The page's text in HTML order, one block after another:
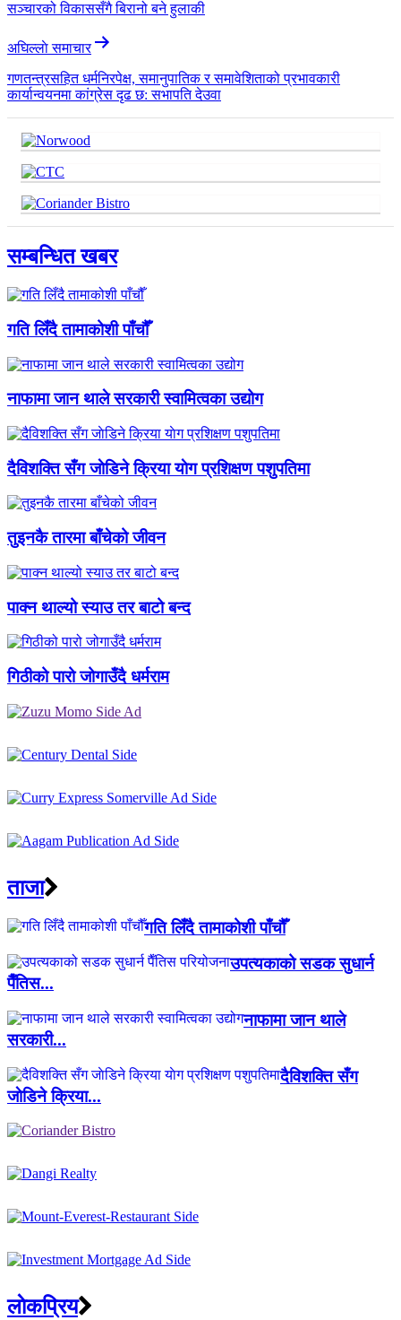
सञ्चारको विकाससँगै बिरानो बने हुलाकी
अघिल्लाे समाचार
गणतन्त्रसहित धर्मनिरपेक्ष, समानुपातिक र समावेशिताको प्रभावकारी
कार्यान्वयनमा कांग्रेस दृढ छ: सभापति देउवा
सम्बन्धित खबर
गति लिँदै तामाकोशी पाँचौँ
नाफामा जान थाले सरकारी स्वामित्वका उद्योग
दैविशक्ति सँग जाेडिने क्रिया याेग प्रशिक्षण पशुपतिमा
तुइनकै तारमा बाँचेको जीवन
पाक्न थाल्यो स्याउ तर बाटो बन्द
गिठीको पारो जोगाउँदै धर्मराम
ताजा
गति लिँदै तामाकोशी पाँचौँ
उपत्यकाको सडक सुधार्न
पैँतिस...
नाफामा जान थाले
सरकारी...
दैविशक्ति सँग
जाेडिने क्रिया...
लाेकप्रिय